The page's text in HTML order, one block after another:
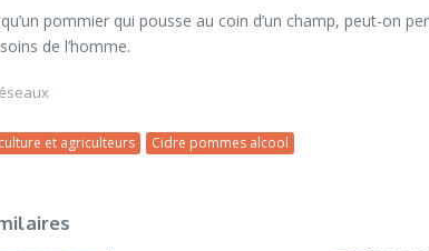
pommier qui pousse au coin d’un champ, peut-on
de l’homme.
et agriculteurs Cidre pommes alcool